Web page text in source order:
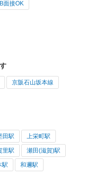
面接OK
京阪石山坂本線
田駅 上栄町駅
里駅 瀬田(滋賀)駅
駅 和邇駅